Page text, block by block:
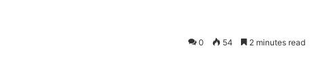
0 54 2 minutes read